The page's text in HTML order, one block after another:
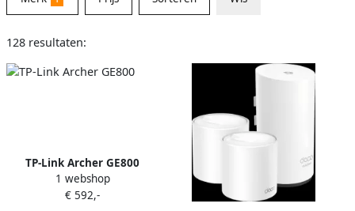
128 resultaten:
TP-Link Archer GE800
1 webshop
€ 592,-